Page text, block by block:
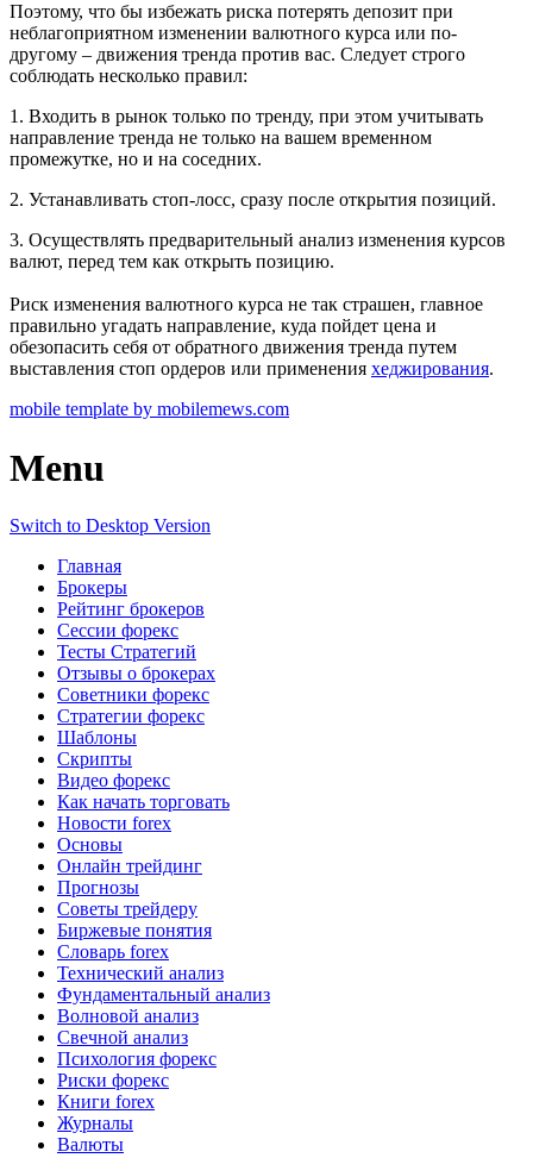
Поэтому, что бы избежать риска потерять депозит при
неблагоприятном изменении валютного курса или по-
другому – движения тренда против вас. Следует строго
соблюдать несколько правил:
1. Входить в рынок только по тренду, при этом учитывать
направление тренда не только на вашем временном
промежутке, но и на соседних.
2. Устанавливать стоп-лосс, сразу после открытия позиций.
3. Осуществлять предварительный анализ изменения курсов
валют, перед тем как открыть позицию.
Риск изменения валютного курса не так страшен, главное
правильно угадать направление, куда пойдет цена и
обезопасить себя от обратного движения тренда путем
выставления стоп ордеров или применения хеджирования.
mobile template by mobilemews.com
Menu
Switch to Desktop Version
Главная
Брокеры
Рейтинг брокеров
Сессии форекс
Тесты Стратегий
Отзывы о брокерах
Советники форекс
Стратегии форекс
Шаблоны
Скрипты
Видео форекс
Как начать торговать
Новости forex
Основы
Онлайн трейдинг
Прогнозы
Советы трейдеру
Биржевые понятия
Словарь forex
Технический анализ
Фундаментальный анализ
Волновой анализ
Свечной анализ
Психология форекс
Риски форекс
Книги forex
Журналы
Валюты